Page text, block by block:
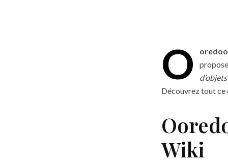
O
Découvrez tout ce
Wiki